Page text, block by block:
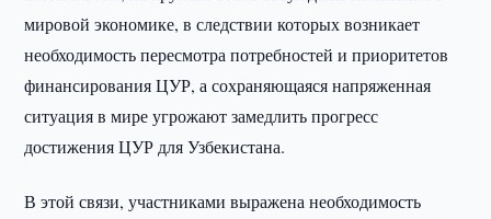
мировой экономике, в следствии которых возникает
необходимость пересмотра потребностей и приоритетов
финансирования ЦУР, а сохраняющаяся напряженная
ситуация в мире угрожают замедлить прогресс
достижения ЦУР для Узбекистана.
В этой связи, участниками выражена необходимость